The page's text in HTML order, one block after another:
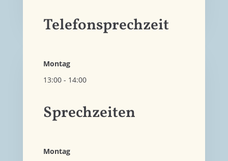
Telefonsprechzeit
Montag
13:00 - 14:00
Sprechzeiten
Montag